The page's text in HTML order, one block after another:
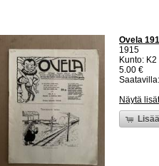
Ovela
1915
Kunto:
5.00 €
Näytä